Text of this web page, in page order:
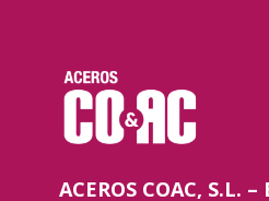
ACEROS COAC, S.L. –